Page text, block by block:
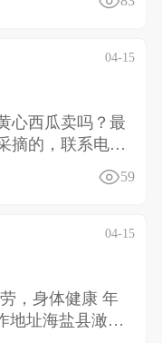
04-15
心西瓜卖吗？最
摘的，联系电话
59
04-15
，身体健康 年